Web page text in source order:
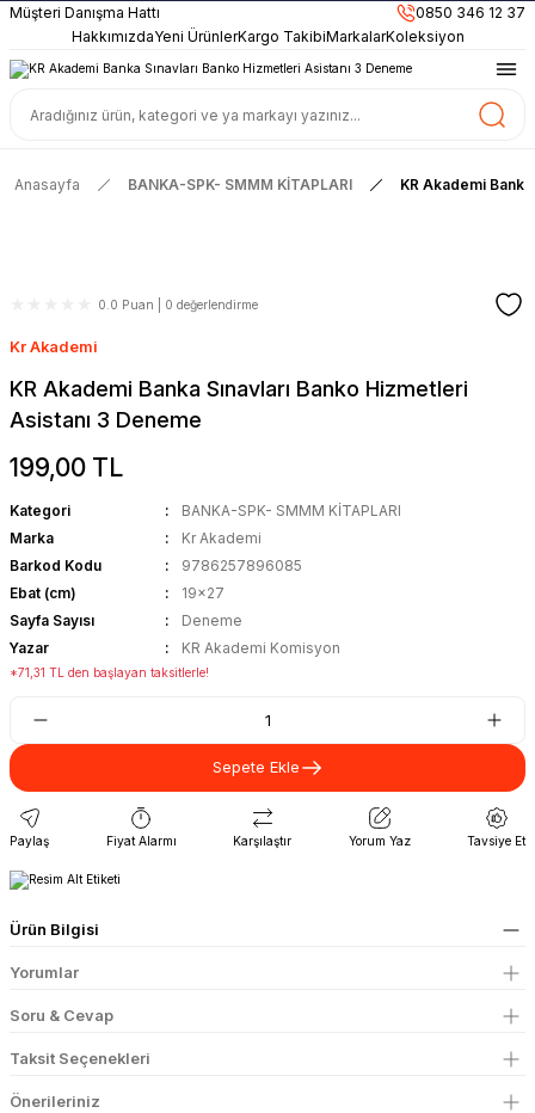
899TLve Üzeri Alışverişlerinizde
KARGO BEDAVA
Güncel ve Sınav Odaklı Kaynaklar
HakkımızdaYeni ÜrünlerKargo TakibiMarkalarKoleksiyon
Müşteri Danışma Hattı 0850 346 12 37
Anasayfa BANKA-SPK- SMMM KİTAPLARI KR Akademi
0.0 Puan | 0 değerlendirme
Kr Akademi
KR Akademi Banka Sınavları Banko Hizmetleri
Asistanı 3 Deneme
199,00 TL
Kategori
BANKA-SPK- SMMM KİTAPLARI
Marka
Kr Akademi
Barkod Kodu
9786257896085
Ebat (cm)
19x27
Sayfa Sayısı
Deneme
Yazar
KR Akademi Komisyon
*71,31 TL den başlayan taksitlerle!
Sepete Ekle
Paylaş Fiyat Alarmı Karşılaştır Yorum Yaz Tavsiye Et
Ürün Bilgisi
Yorumlar
Soru & Cevap
Taksit Seçenekleri
Önerileriniz